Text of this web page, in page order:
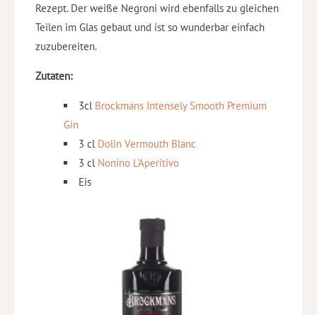
Rezept. Der weiße Negroni wird ebenfalls zu gleichen
Teilen im Glas gebaut und ist so wunderbar einfach
zuzubereiten.
Zutaten:
3cl Brockmans Intensely Smooth Premium
Gin
3 cl Dolin Vermouth Blanc
3 cl Nonino L’Aperitivo
Eis